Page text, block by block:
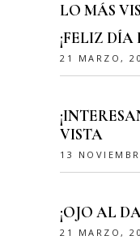
LO MÁS
¡FELIZ
21 MARZO,
VISTA
13
¡OJO AL
21 MARZO,